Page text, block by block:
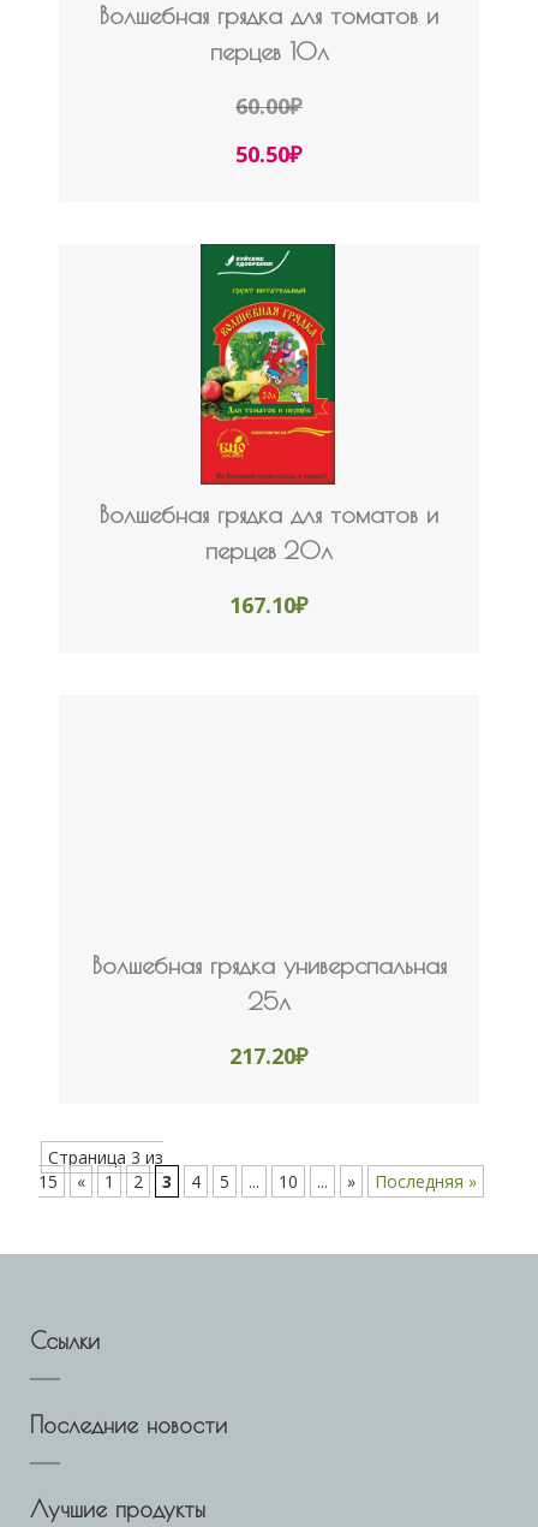
Волшебная грядка для томатов и
перцев 10л
60.00₽
50.50₽
Волшебная грядка для томатов и
перцев 20л
167.10₽
Волшебная грядка универспальная
25л
217.20₽
Страница 3 из
15
« 1 2 3 4 5 ... 10 ... » Последняя »
Ссылки
Последние новости
Лучшие продукты